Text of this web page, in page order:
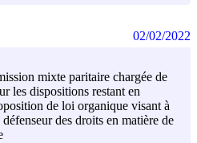
mixte paritaire chargée de
les dispositions restant en
de loi organique visant à
des droits en matière de
02/02/2022